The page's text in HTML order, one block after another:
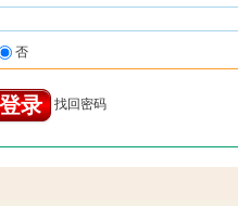
否
找回密码